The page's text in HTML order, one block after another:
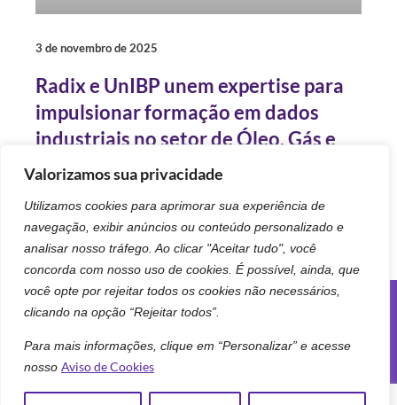
Valorizamos sua privacidade
Utilizamos cookies para aprimorar sua experiência de
navegação, exibir anúncios ou conteúdo personalizado e
analisar nosso tráfego. Ao clicar "Aceitar tudo", você
concorda com nosso uso de cookies. É possível, ainda, que
você opte por rejeitar todos os cookies não necessários,
clicando na opção “Rejeitar todos”.
Para mais informações, clique em “Personalizar” e acesse
nosso Aviso de Cookies
Radix e UnIBP unem expertise para
impulsionar formação em dados
industriais no setor de Óleo, Gás e
Energia
Leia mais
3 de novembro de 2025
Siga-nos